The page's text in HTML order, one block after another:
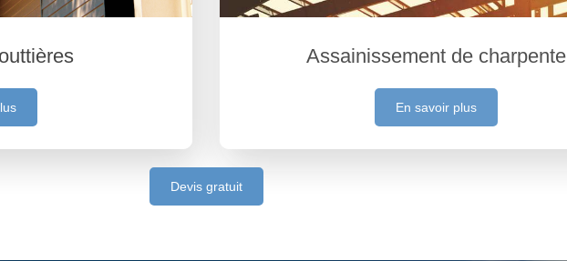
Assainissement de charpente
En savoir plus
Devis gratuit